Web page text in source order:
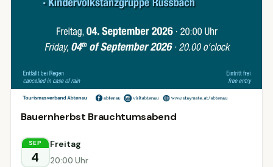
Bauernherbst Brauchtumsabend
SEP
4
Freitag
20:00 Uhr